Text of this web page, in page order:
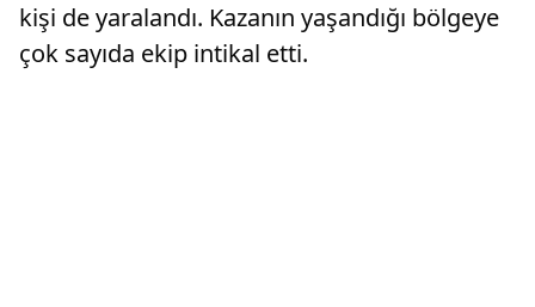
kişi de yaralandı. Kazanın yaşandığı bölgeye
çok sayıda ekip intikal etti.